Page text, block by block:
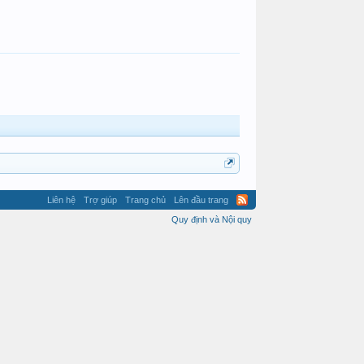
Liên hệ Trợ giúp Trang chủ
Lên đầu trang
Quy định và Nội quy